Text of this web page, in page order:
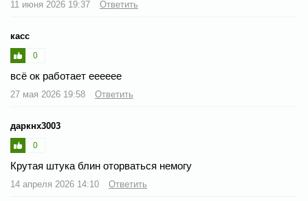
11 июня 2026 19:37 Ответить
касс
0
всё ок работает ееееее
27 мая 2026 19:58 Ответить
даркнх3003
0
Крутая штука блин оторваться немогу
14 апреля 2026 14:10 Ответить